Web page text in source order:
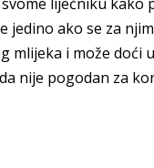
jedino ako se za
mlijeka i može doći
nije pogodan za